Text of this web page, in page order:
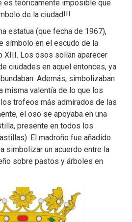
es teóricamente imposible que
de la ciudad!!!
estatua (que fecha de 1967),
símbolo en el escudo de la
XIII. Los osos solían aparecer
ciudades en aquel entonces, ya
Además, simbolizaban
misma valentía de lo que los
los trofeos más admirados de las
el oso se apoyaba en una
presente en todos los
El madroño fue añadido
simbolizar un acuerdo entre la
sobre pastos y árboles en